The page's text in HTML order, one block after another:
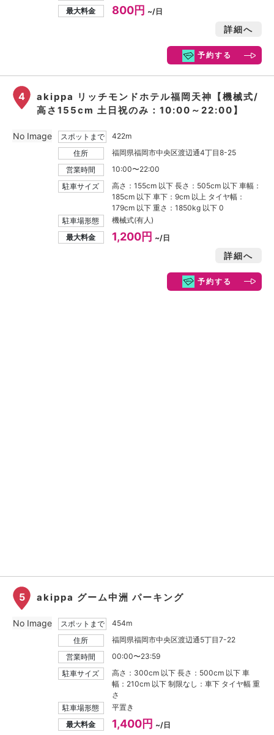
最大料金
800円 ~/日
詳細へ
予約する
4
akippa リッチモンドホテル福岡天神【機械式/
高さ155cm 土日祝のみ：10:00～22:00】
スポットまで
422m
住所
福岡県福岡市中央区渡辺通4丁目8-25
営業時間
10:00〜22:00
駐車サイズ
高さ：155cm 以下 長さ：505cm 以下 車幅：
185cm 以下 車下：9cm 以上 タイヤ幅：
179cm 以下 重さ：1850kg 以下 0
駐車場形態
機械式(有人)
最大料金
1,200円 ~/日
詳細へ
予約する
No Image
5 akippa グーム中洲 パーキング
スポットまで
454m
住所
福岡県福岡市中央区渡辺通5丁目7-22
営業時間
00:00〜23:59
駐車サイズ
高さ：300cm 以下 長さ：500cm 以下 車
幅：210cm 以下 制限なし：車下 タイヤ幅 重
さ
駐車場形態
平置き
最大料金
1,400円 ~/日
No Image